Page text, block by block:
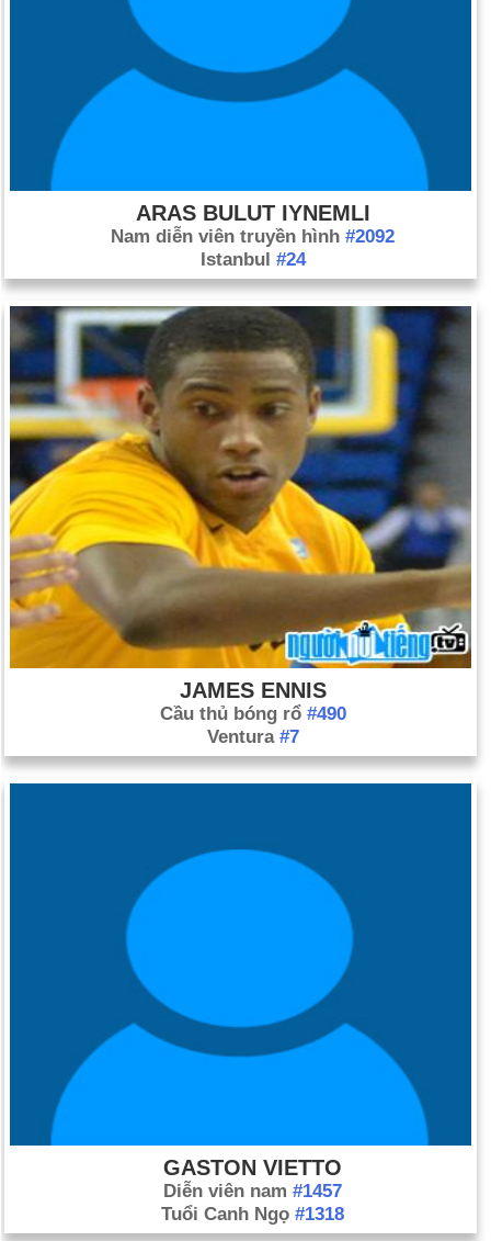
ARAS BULUT IYNEMLI
Nam diễn viên truyền hình #2092
Istanbul #24
JAMES ENNIS
Cầu thủ bóng rổ #490
Ventura #7
GASTON VIETTO
Diễn viên nam #1457
Tuổi Canh Ngọ #1318